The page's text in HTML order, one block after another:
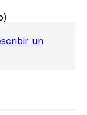
un